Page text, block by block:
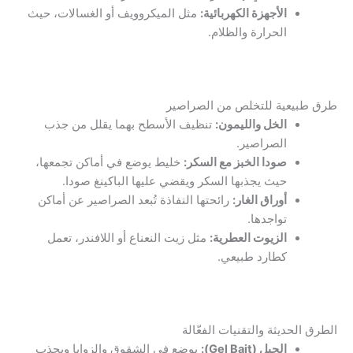
الأجهزة الكهربائية: مثل الميكروويف أو الغسالات، حيث
الحرارة والظلام.
طرق طبيعية للتخلص من الصراصير
الخل والليمون: تنظيف الأسطح بهما يقلل من جذب
الصراصير.
صودا الخبز مع السكر: خليط يوضع في أماكن تجمعها،
حيث يجذبها السكر ويقضي عليها الباكينغ صودا.
أوراق الغار: رائحتها النفاذة تُبعد الصراصير عن أماكن
تواجدها.
الزيوت العطرية: مثل زيت النعناع أو اللافندر، تعمل
كطارد طبيعي.
الطرق الحديثة والتقنيات الفعّالة
الجيل (Gel Bait
): يوضع في الشقوق والزوايا ويجذب